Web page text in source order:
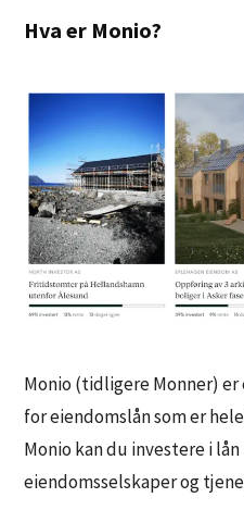
Hva er Monio?
Monio (tidligere Monner)
for eiendomslån som er
Monio kan du investere i
eiendomsselskaper og